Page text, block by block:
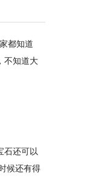
都知道
不知道大
石还可以
候还有得